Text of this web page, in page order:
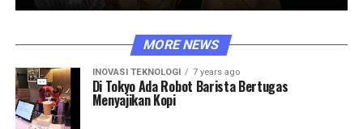
MORE NEWS
INOVASI TEKNOLOGI 7 years ago
Di Tokyo Ada Robot Barista Bertugas
Menyajikan Kopi